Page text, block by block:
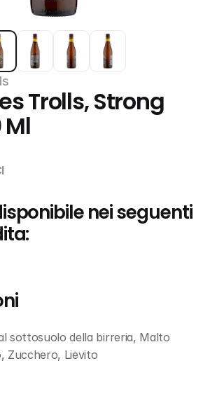
Trolls, Strong
Ml
nei seguenti
sottosuolo della birreria, Malto
Zucchero, Lievito